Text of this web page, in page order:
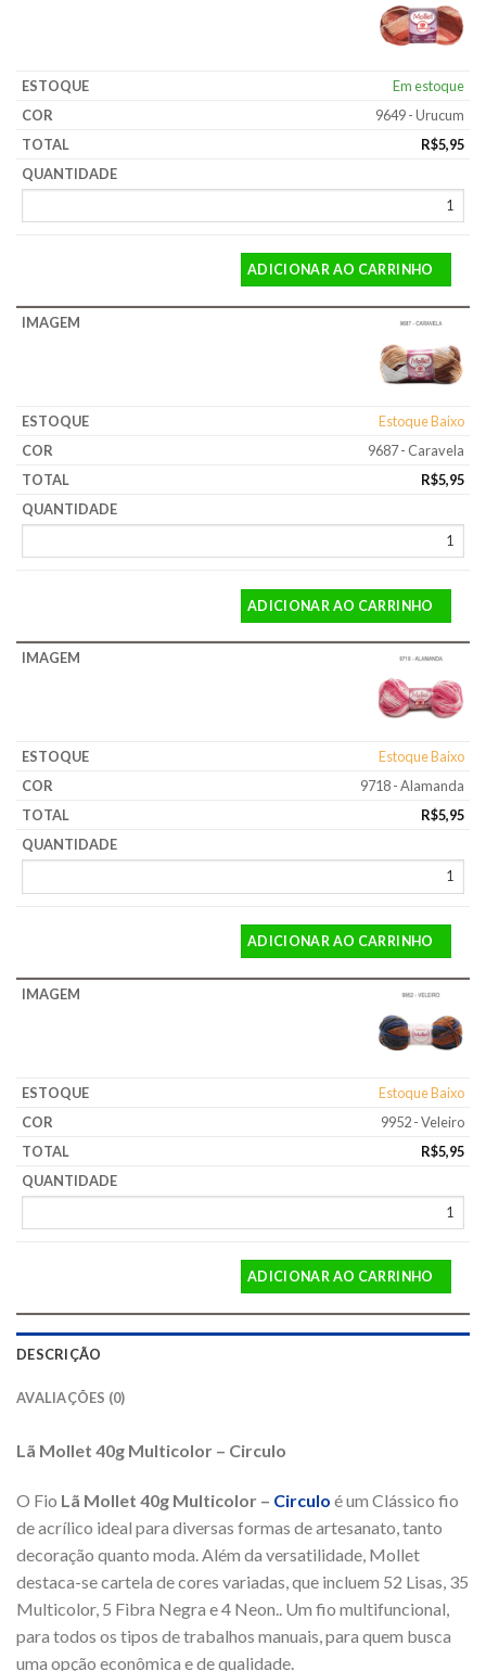
Em estoque
9649 - Urucum
R$5,95
ADICIONAR AO CARRINHO
Estoque Baixo
9687 - Caravela
R$5,95
ADICIONAR AO CARRINHO
Estoque Baixo
9718 - Alamanda
R$5,95
ADICIONAR AO CARRINHO
Estoque Baixo
9952 - Veleiro
R$5,95
ADICIONAR AO CARRINHO
DESCRIÇÃO
AVALIAÇÕES (0)
Lã Mollet 40g Multicolor – Circulo
O Fio Lã Mollet 40g Multicolor – Circulo é um Clássico fio
de acrílico ideal para diversas formas de artesanato, tanto
decoração quanto moda. Além da versatilidade, Mollet
destaca-se cartela de cores variadas, que incluem 52 Lisas, 35
Multicolor, 5 Fibra Negra e 4 Neon.. Um fio multifuncional,
para todos os tipos de trabalhos manuais, para quem busca
uma opção econômica e de qualidade.